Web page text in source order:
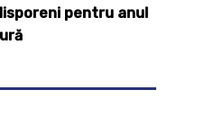
pentru anul